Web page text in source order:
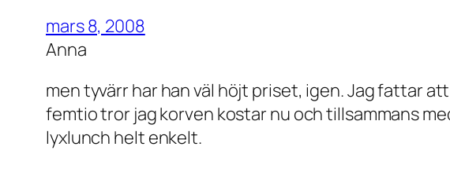
mars 8, 2008
Anna
men tyvärr har han väl höjt priset, igen. Jag fattar
femtio tror jag korven kostar nu och tillsammans
lyxlunch helt enkelt.